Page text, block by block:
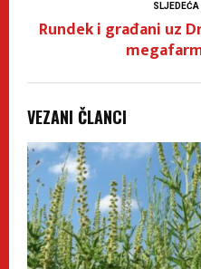
Rundek i građani uz
VEZANI ČLANCI